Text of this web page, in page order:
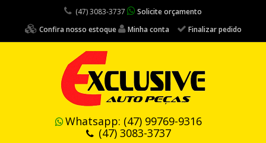
(47) 3083-3737
Solicite orçamento
Confira nosso estoque
Minha conta Finalizar pedido
Whatsapp: (47) 99769-9316
(47) 3083-3737